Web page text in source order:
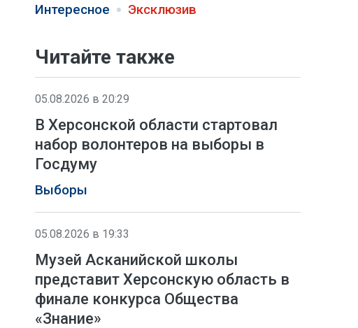
Интересное Эксклюзив
Читайте также
05.08.2026 в 20:29
В Херсонской области стартовал
набор волонтеров на выборы в
Госдуму
Выборы
05.08.2026 в 19:33
Музей Асканийской школы
представит Херсонскую область в
финале конкурса Общества
«Знание»